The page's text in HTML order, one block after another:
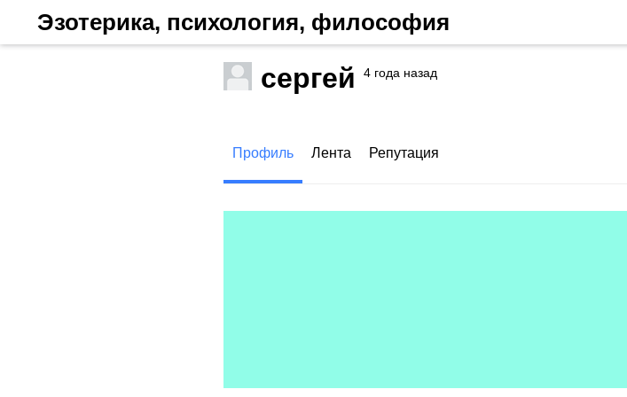
Эзотерика, психология, философия
сергей 4 года назад
Профиль Лента Репутация